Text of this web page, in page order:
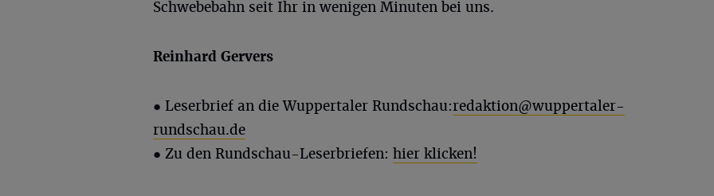
Schwebebahn seit Ihr in wenigen Minuten bei uns.
Reinhard Gervers
● Leserbrief an die Wuppertaler Rundschau:redaktion@wuppertaler-
rundschau.de
● Zu den Rundschau-Leserbriefen: hier klicken!